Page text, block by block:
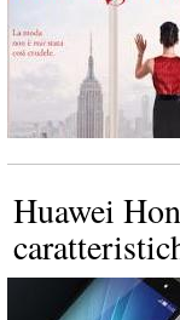
Huawei